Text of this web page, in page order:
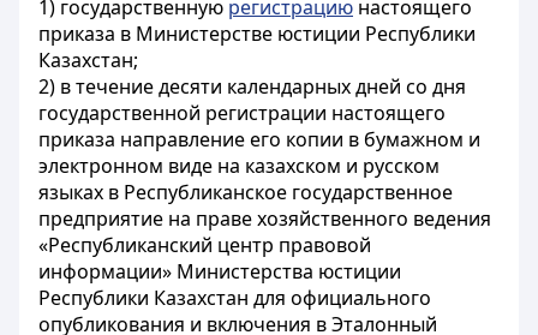
1) государственную регистрацию настоящего
приказа в Министерстве юстиции Республики
Казахстан;
2) в течение десяти календарных дней со дня
государственной регистрации настоящего
приказа направление его копии в бумажном и
электронном виде на казахском и русском
языках в Республиканское государственное
предприятие на праве хозяйственного ведения
«Республиканский центр правовой
информации» Министерства юстиции
Республики Казахстан для официального
опубликования и включения в Эталонный